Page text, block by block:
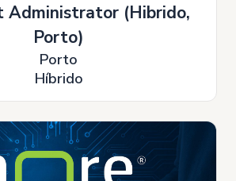
Administrator (Hibrido,
Porto)
Porto
Híbrido